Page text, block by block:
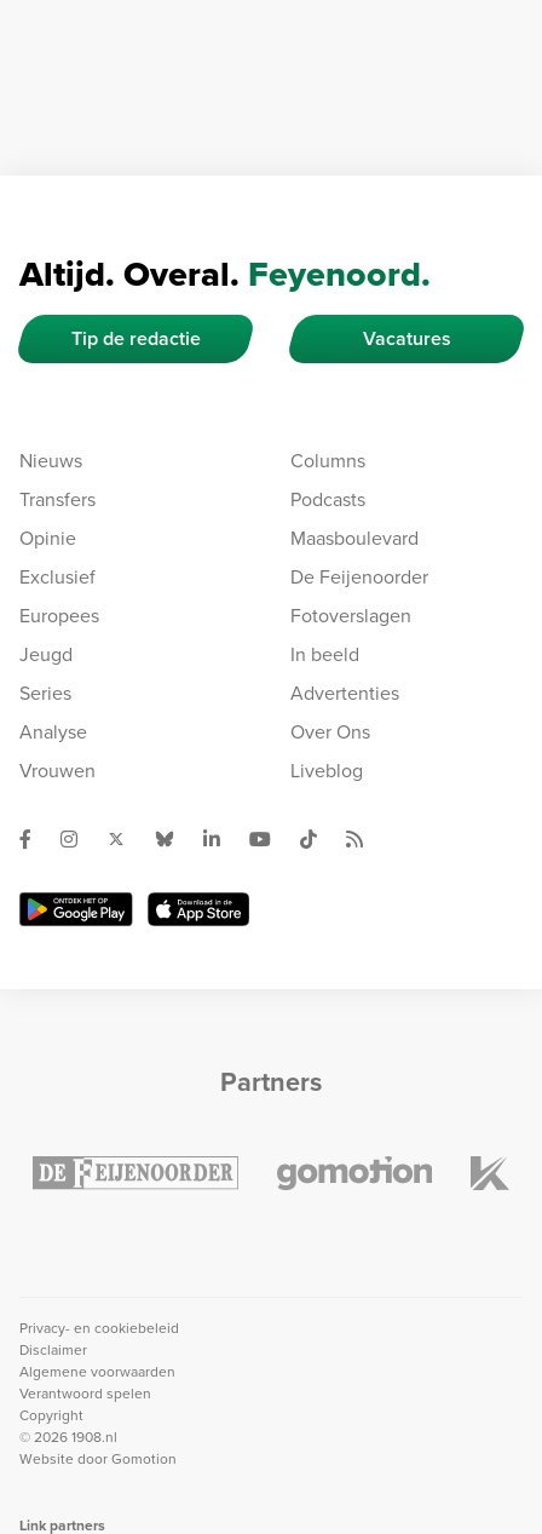
Altijd. Overal. Feyenoord.
Tip de redactie Vacatures
Nieuws
Transfers
Opinie
Exclusief
Europees
Jeugd
Series
Analyse
Vrouwen
Columns
Podcasts
Maasboulevard
De Feijenoorder
Fotoverslagen
In beeld
Advertenties
Over Ons
Liveblog
Partners
Privacy- en cookiebeleid
Disclaimer
Algemene voorwaarden
Verantwoord spelen
Copyright
© 2026 1908.nl
Website doorGomotion
Link partners